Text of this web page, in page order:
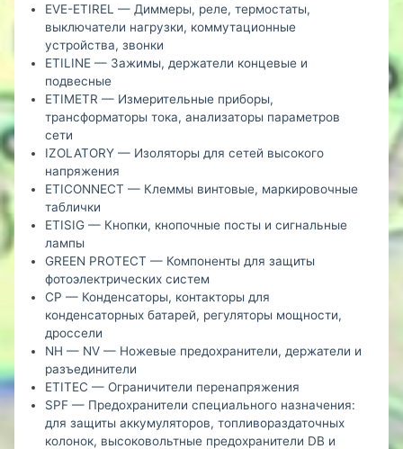
EVE-ETIREL — Диммеры, реле, термостаты,
выключатели нагрузки, коммутационные
устройства, звонки
ETILINE — Зажимы, держатели концевые и
подвесные
ETIMETR — Измерительные приборы,
трансформаторы тока, анализаторы параметров
сети
IZOLATORY — Изоляторы для сетей высокого
напряжения
ETICONNECT — Клеммы винтовые, маркировочные
таблички
ETISIG — Кнопки, кнопочные посты и сигнальные
лампы
GREEN PROTECT — Компоненты для защиты
фотоэлектрических систем
CP — Конденсаторы, контакторы для
конденсаторных батарей, регуляторы мощности,
дроссели
NH — NV — Ножевые предохранители, держатели и
разъединители
ETITEC — Ограничители перенапряжения
SPF — Предохранители специального назначения:
для защиты аккумуляторов, топливораздаточных
колонок, высоковольтные предохранители DB и